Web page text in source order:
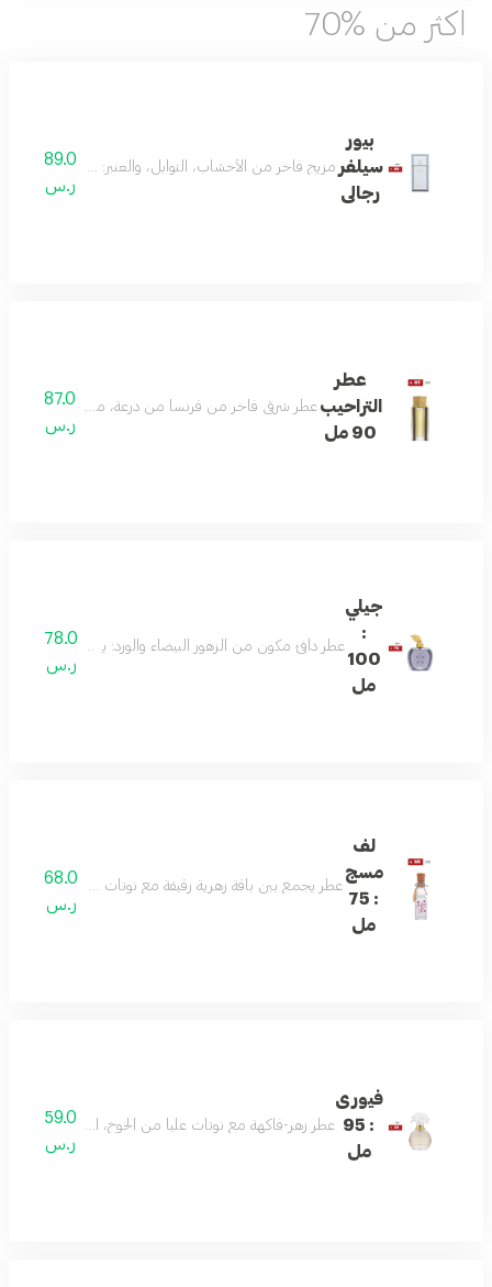
اكثر من %70
بيور
سيلفر
رجالى
مزيج فاخر من الأخشاب، التوابل، والعنبر: مع النوتات العليا من الفلفل
89.0
ر.س
عطر
التراحيب
90 مل
عطر شرقي فاخر من فرنسا من درعة، مثالي للرجال: يتميز
87.0
ر.س
جيلي
:
100
مل
عطر دافئ مكون من الزهور البيضاء والورد: يعكس جوهر
78.0
ر.س
لف
مسج
: 75
مل
عطر يجمع بين باقة زهرية رقيقة مع نوتات مسكية ناعمة: تبدأ
68.0
ر.س
فيورى
: 95
مل
عطر زهر-فاكهة مع نوتات عليا من الخوخ، التوت الأسود،
59.0
ر.س